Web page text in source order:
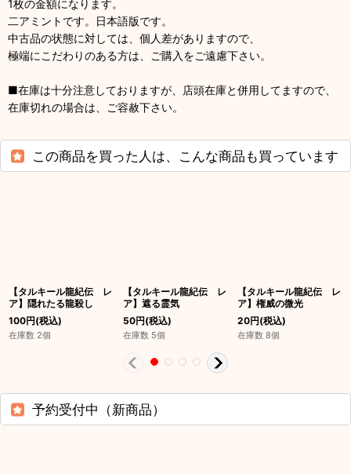
1枚の金額になります。
二アミントです。日本語版です。
中古品の状態に対しては、個人差がありますので、
極端にこだわりのある方は、ご購入をご遠慮下さい。
■在庫は十分注意しておりますが、店頭在庫と併用してますので、
在庫切れの場合は、ご容赦下さい。
この商品を買った人は、こんな商品も買っています
【タルキール龍紀伝 レ
ア】隠れたる龍殺し
100円(税込)
在庫数 2個
【タルキール龍紀伝 レ
ア】遮る霊気
50円(税込)
在庫数 5個
【タルキール龍紀伝 レ
ア】権威の微光
20円(税込)
在庫数 8個
予約受付中（新商品）